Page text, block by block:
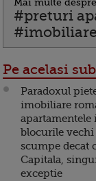
Mai multe
#preturi
#imobiliare
Pe acelasi
Paradoxul
imobiliare
apartamentele
blocurile
scumpe decat
Capitala,
exceptie